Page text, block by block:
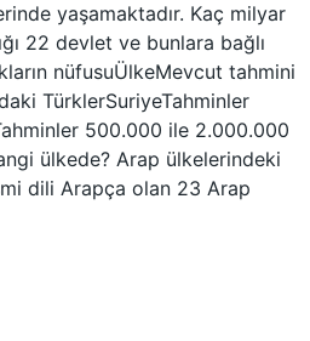
yaşamaktadır. Kaç milyar
22 devlet ve bunlara bağlı
nüfusuÜlkeMevcut tahmini
TürklerSuriyeTahminler
500.000 ile 2.000.000
ülkede? Arap ülkelerindeki
dili Arapça olan 23 Arap